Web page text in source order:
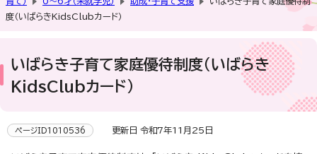
度（いばらきKidsClubカード）
いばらき子育て家庭優待制度（いばらき
KidsClubカード）
ページID1010536 更新日 令和7年11月25日